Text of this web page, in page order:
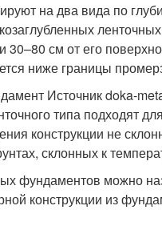
на два вида по
30–80 см от его
ниже границы
Источник doka-
типа подходят
конструкции не
склонных к
фундаментов можно
конструкции из